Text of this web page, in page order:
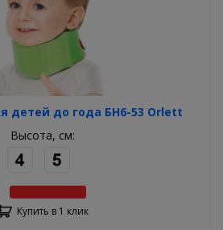
детей до года БН6-53 Orlett
Высота, см:
Купить в 1 клик